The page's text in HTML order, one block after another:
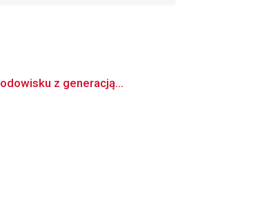
z generacją...